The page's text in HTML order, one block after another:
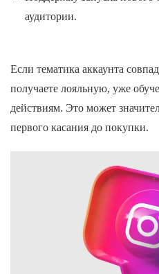
аудитории.
Если тематика аккаунта
получаете лояльную, уже
действиям. Это может
первого касания до покупки.